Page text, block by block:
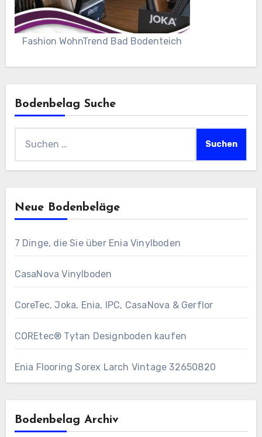
Fashion WohnTrend Bad Bodenteich
Bodenbelag Suche
Neue Bodenbeläge
7 Dinge, die Sie über Enia Vinylboden
CasaNova Vinylboden
CoreTec, Joka, Enia, IPC, CasaNova & Gerflor
COREtec® Tytan Designboden kaufen
Enia Flooring Sorex ​Larch Vintage 32650820
Bodenbelag Archiv